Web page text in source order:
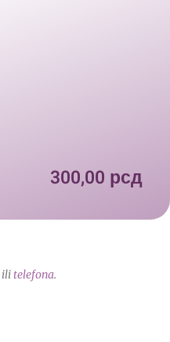
300,00 рсд
ilitelefona.